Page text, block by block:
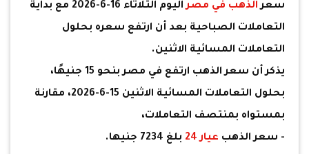
سعرالذهب في مصر
اليوم الثلاثاء 16-6-2026 مع بداية
التعاملات الصباحية بعد أن ارتفع سعره بحلول
التعاملات المسائية الاثنين.
يذكر أن سعر الذهب ارتفع في مصر بنحو 15 جنيهًا،
بحلول التعاملات المسائية الاثنين 15-6-2026، مقارنة
بمستواه بمنتصف التعاملات،
- سعر الذهب عيار 24
بلغ 7234 جنيها.